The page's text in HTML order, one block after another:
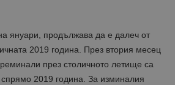
януари, продължава да е далеч от
2019 година. През втория месец
през столичното летище са
2019 година. За изминалия